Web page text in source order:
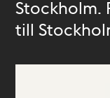
Stockholm.
till